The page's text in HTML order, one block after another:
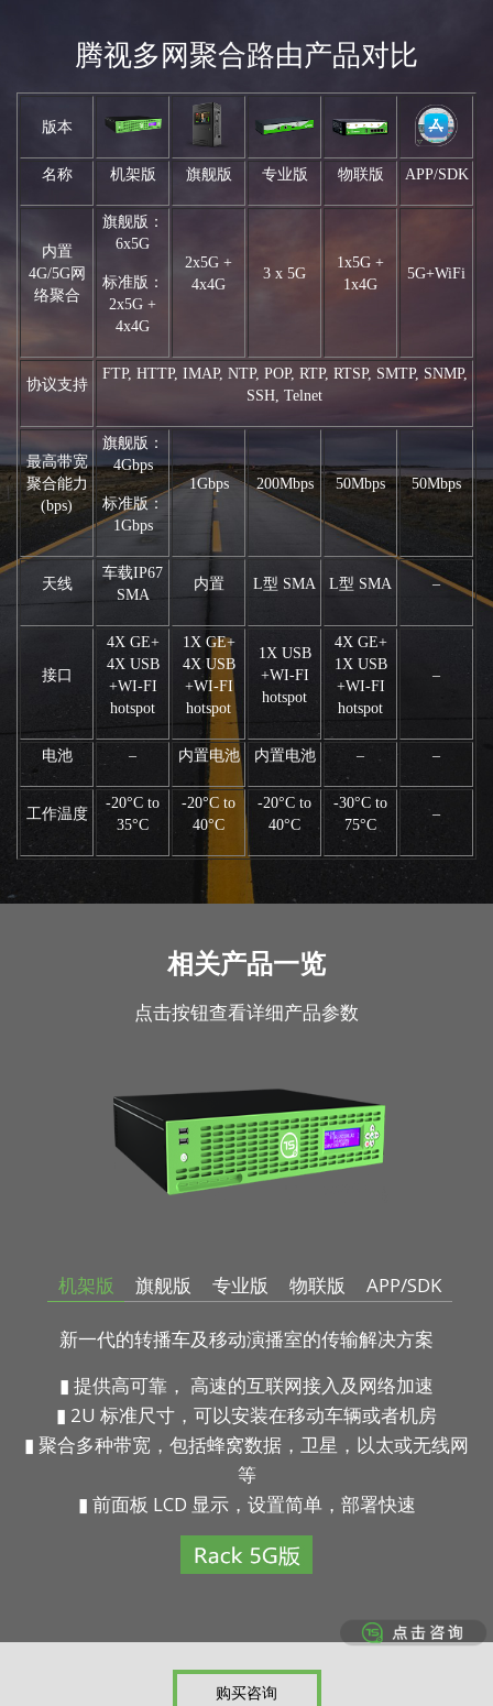
腾视多网聚合路由产品对比
版本
名称 机架版 旗舰版 专业版 物联版 APP/SDK
内置
4G/5G网
络聚合
旗舰版：
6x5G
标准版：
2x5G +
4x4G
2x5G +
4x4G
3 x 5G
1x5G +
1x4G
5G+WiFi
协议支持
FTP, HTTP, IMAP, NTP, POP, RTP, RTSP, SMTP, SNMP,
SSH, Telnet
最高带宽
聚合能力
(bps)
旗舰版：
4Gbps
标准版：
1Gbps
1Gbps 200Mbps 50Mbps 50Mbps
天线
车载IP67
SMA
内置 L型 SMA L型 SMA –
接口
4X GE+
4X USB
+WI-FI
hotspot
1X GE+
4X USB
+WI-FI
hotspot
1X USB
+WI-FI
hotspot
4X GE+
1X USB
+WI-FI
hotspot
–
电池 – 内置电池 内置电池 – –
工作温度
-20°C to
35°C
-20°C to
40°C
-20°C to
40°C
-30°C to
75°C
–
相关产品一览
点击按钮查看详细产品参数
机架版 旗舰版 专业版 物联版 APP/SDK
新一代的转播车及移动演播室的传输解决方案
▮ 提供高可靠， 高速的互联网接入及网络加速
▮ 2U 标准尺寸，可以安装在移动车辆或者机房
▮ 聚合多种带宽，包括蜂窝数据，卫星，以太或无线网
等
▮ 前面板 LCD 显示，设置简单，部署快速
购买咨询